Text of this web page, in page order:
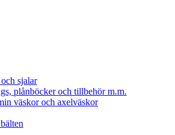
sjalar
plånböcker och tillbehör m.m.
väskor och axelväskor